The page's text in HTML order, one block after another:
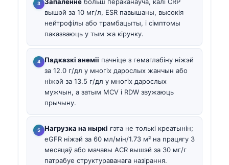
Запаленне больш пераканаўча, калі CRP
вышэй за 10 мг/л, ESR павышаны, высокія
нейтрофілы або трамбацыты, і сімптомы
паказваюць у тым жа кірунку.
Падказкі анеміі пачніце з гемаглабіну ніжэй
за 12.0 г/дл у многіх дарослых жанчын або
ніжэй за 13.5 г/дл у многіх дарослых
мужчын, а затым MCV і RDW звужаюць
прычыну.
Нагрузка на ныркі гэта не толькі креатынін;
eGFR ніжэй за 60 мл/мін/1.73 м² на працягу 3
месяцаў або мачавы ACR вышэй за 30 мг/г
патрабуе структураванага назірання.